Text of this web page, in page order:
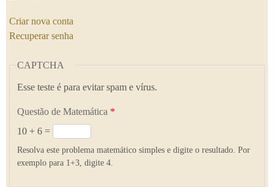
Criar nova conta
Recuperar senha
CAPTCHA
Esse teste é para evitar spam e vírus.
Questão de Matemática *
10 + 6 =
Resolva este problema matemático simples e digite o resultado. Por
exemplo para 1+3, digite 4.